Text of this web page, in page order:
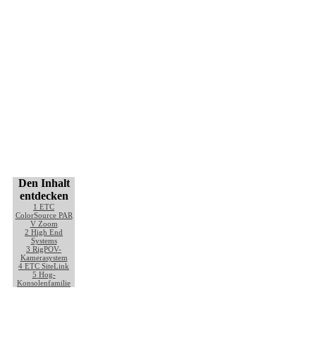
Den Inhalt
entdecken
1 ETC
ColorSource PAR
V Zoom
2 High End
Systems
3 RigPOV-
Kamerasystem
4 ETC SiteLink
5 Hog-
Konsolenfamilie